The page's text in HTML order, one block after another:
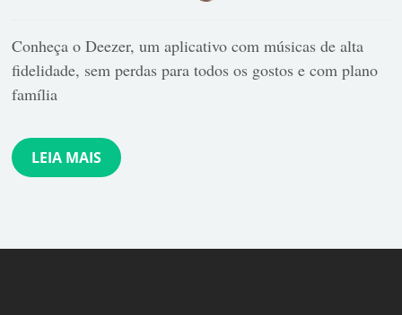
Conheça o Deezer, um aplicativo com músicas de alta
fidelidade, sem perdas para todos os gostos e com plano
família
LEIA MAIS